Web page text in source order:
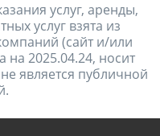
услуг, аренды,
услуг взята из
(сайт и/или
на 2025.04.24, носит
является публичной